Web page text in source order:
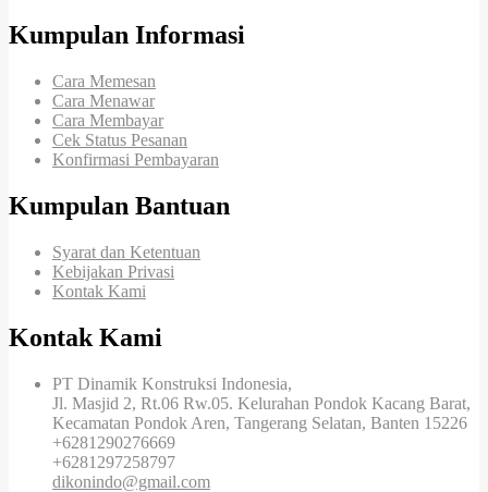
Kumpulan Informasi
Cara Memesan
Cara Menawar
Cara Membayar
Cek Status Pesanan
Konfirmasi Pembayaran
Kumpulan Bantuan
Syarat dan Ketentuan
Kebijakan Privasi
Kontak Kami
Kontak Kami
PT Dinamik Konstruksi Indonesia,
Jl. Masjid 2, Rt.06 Rw.05. Kelurahan Pondok Kacang Barat,
Kecamatan Pondok Aren, Tangerang Selatan, Banten 15226
+6281290276669
+6281297258797
dikonindo@gmail.com